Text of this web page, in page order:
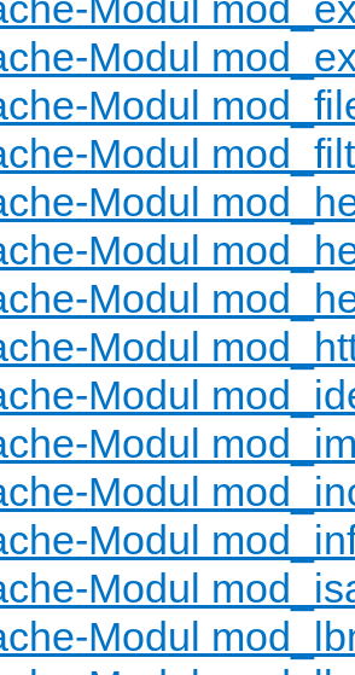
Modul
Modul
Modul
Modul
Modul
Modul
Modul
Modul
Modul
Modul
Modul
Modul
Modul